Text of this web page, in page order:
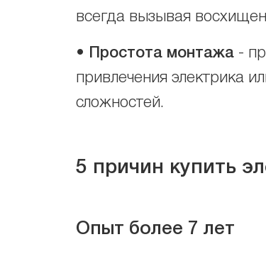
всегда вызывая
• Простота монтажа -
привлечения электрика
сложностей.
5 причин купить
Опыт более 7 лет